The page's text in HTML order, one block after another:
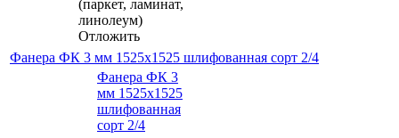
(паркет, ламинат,
линолеум)
Отложить
Фанера ФК 3 мм 1525х1525 шлифованная сорт 2/4
Фанера ФК 3
мм 1525х1525
шлифованная
сорт 2/4